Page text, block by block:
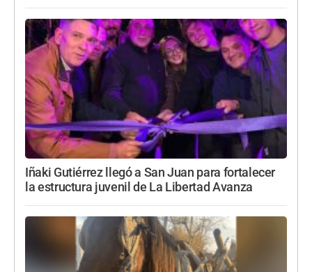
Iñaki Gutiérrez llegó a San Juan para fortalecer
la estructura juvenil de La Libertad Avanza